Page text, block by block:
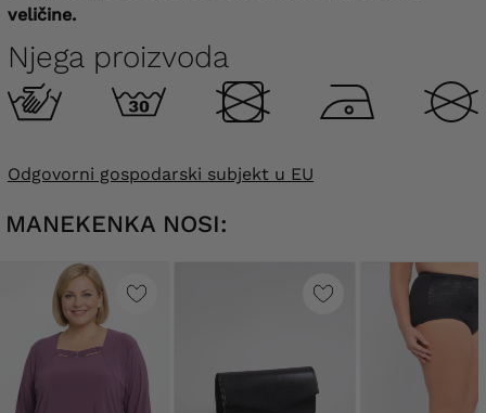
veličine.
Njega proizvoda
Odgovorni gospodarski subjekt u EU
MANEKENKA NOSI: